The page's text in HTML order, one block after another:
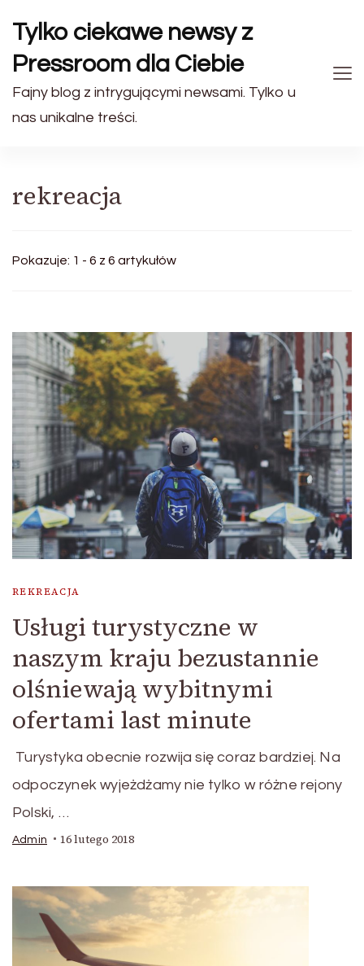
Tylko ciekawe newsy z
Pressroom dla Ciebie
Fajny blog z intrygującymi newsami. Tylko u
nas unikalne treści.
rekreacja
Pokazuje: 1 - 6 z 6 artykułów
REKREACJA
Usługi turystyczne w
naszym kraju bezustannie
olśniewają wybitnymi
ofertami last minute
Turystyka obecnie rozwija się coraz bardziej. Na
odpoczynek wyjeżdżamy nie tylko w różne rejony
Polski, …
Admin 16 lutego 2018